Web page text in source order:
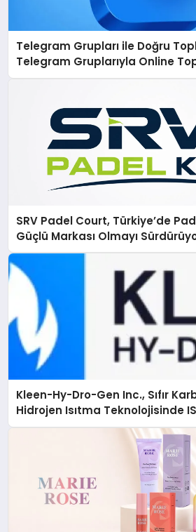
Telegram Grupları ile Doğru
Telegram Gruplarıyla Online
SRV Padel Court, Türkiye’de
Güçlü Markası Olmayı
Kleen-Hy-Dro-Gen Inc., Sıfır
Hidrojen Isıtma Teknolojisinde
Düzenleyici Onaylarını Aldı